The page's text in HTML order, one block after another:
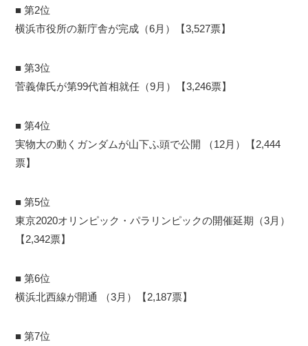
■ 第2位
横浜市役所の新庁舎が完成（6月）【3,527票】
■ 第3位
菅義偉氏が第99代首相就任（9月）【3,246票】
■ 第4位
実物大の動くガンダムが山下ふ頭で公開 （12月）【2,444
票】
■ 第5位
東京2020オリンピック・パラリンピックの開催延期（3月）
【2,342票】
■ 第6位
横浜北西線が開通 （3月）【2,187票】
■ 第7位